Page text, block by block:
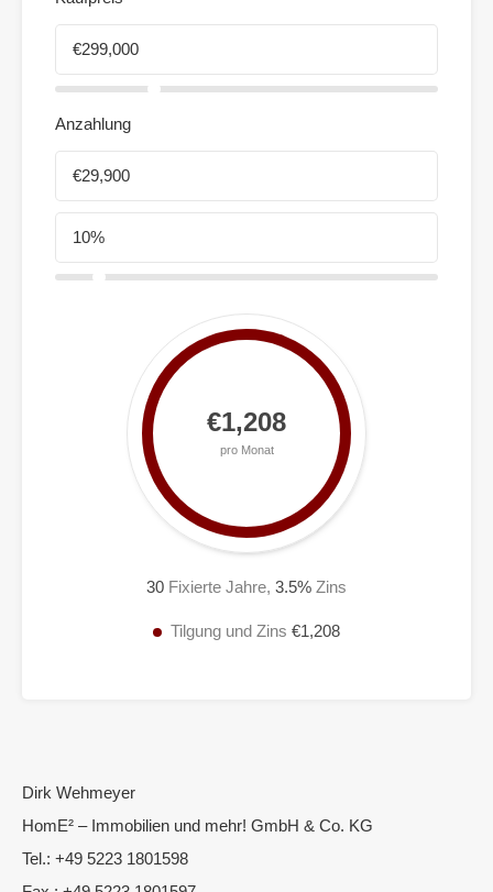
Anzahlung
€1,208
pro Monat
30 Fixierte Jahre, 3.5% Zins
Tilgung und Zins €1,208
Dirk Wehmeyer
HomE² – Immobilien und mehr! GmbH & Co. KG
Tel.: +49 5223 1801598